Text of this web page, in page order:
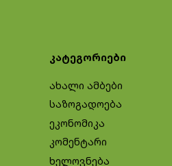
კატეგორიები
ახალი ამბები
საზოგადოება
ეკონომიკა
კომენტარი
ხელოვნება